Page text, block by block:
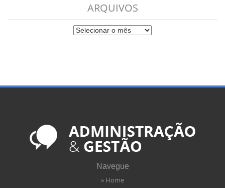
ARQUIVOS
Navegue
» Home